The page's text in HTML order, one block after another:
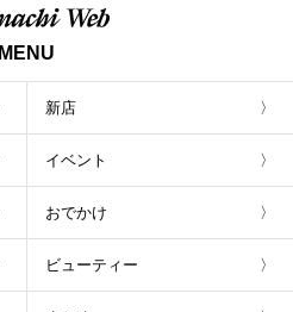
MENU
新店
イベント
おでかけ
ビューティー